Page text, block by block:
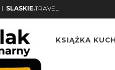
| SLASKIE.TRAVEL
KSIĄŻKA